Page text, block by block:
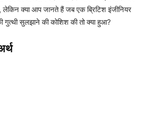
लेकिन क्या आप जानते हैं जब एक ब्रिटिश इंजीनियर
गुत्थी सुलझाने की कोशिश की तो क्या हुआ?